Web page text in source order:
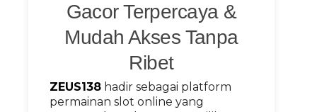
Gacor Terpercaya &
Mudah Akses Tanpa
Ribet
ZEUS138 hadir sebagai platform
permainan slot online yang